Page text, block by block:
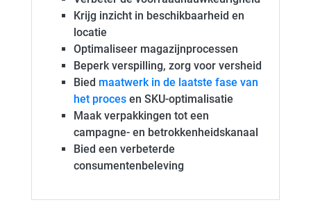
Krijg inzicht in beschikbaarheid en
locatie
Optimaliseer magazijnprocessen
Beperk verspilling, zorg voor versheid
Bied maatwerk in de laatste fase van
het procesen SKU-optimalisatie
Maak verpakkingen tot een
campagne- en betrokkenheidskanaal
Bied een verbeterde
consumentenbeleving